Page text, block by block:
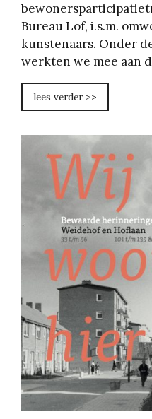
Bureau Lof, i.s.m.
kunstenaars. Onder
werkten we mee aan
lees verder >>